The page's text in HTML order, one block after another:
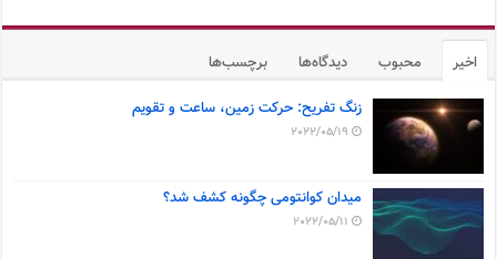
اخیر محبوب دیدگاه‌ها برچسب‌ها
زنگ تفریح: حرکت زمین، ساعت و تقویم
2022/05/19
میدان کوانتومی چگونه کشف شد؟
2022/05/11